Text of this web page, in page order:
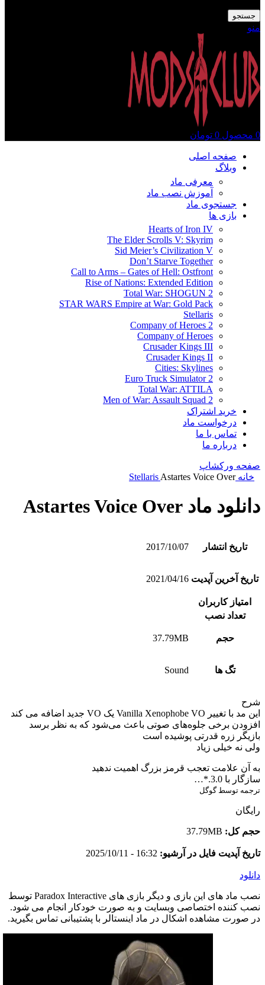
جستجو
منو
0 محصول 0 تومان
صفحه اصلی
وبلاگ
معرفی ماد
آموزش نصب ماد
جستجوی ماد
بازی ها
Hearts of Iron IV
The Elder Scrolls V: Skyrim
Sid Meier’s Civilization V
Don’t Starve Together
Call to Arms – Gates of Hell: Ostfront
Rise of Nations: Extended Edition
Total War: SHOGUN 2
STAR WARS Empire at War: Gold Pack
Stellaris
Company of Heroes 2
Company of Heroes
Crusader Kings III
Crusader Kings II
Cities: Skylines
Euro Truck Simulator 2
Total War: ATTILA
Men of War: Assault Squad 2
خرید اشتراک
درخواست ماد
تماس با ما
درباره ما
صفحه ورکشاپ
خانه
Stellaris Astartes Voice Over
دانلود ماد Astartes Voice Over
تاریخ انتشار 2017/10/07
تاریخ آخرین آپدیت 2021/04/16
امتیاز کاربران
تعداد نصب
حجم 37.79MB
تگ ها Sound
شرح
این مد با تغییر Vanilla Xenophobe VO یک VO جدید اضافه می کند
افزودن برخی جلوه‌های صوتی باعث می‌شود که به نظر برسد
بازیگر زره قدرتی پوشیده است
ولی نه خیلی زیاد
به آن علامت تعجب قرمز بزرگ اهمیت ندهید
سازگار با 3.0.*…
ترجمه توسط گوگل
رایگان
حجم کل: 37.79MB
تاریخ آپدیت فایل در آرشیو: 16:32 - 2025/10/11
دانلود
نصب ماد های این بازی و دیگر بازی های Paradox Interactive توسط
نصب کننده اختصاصی وبسایت و به صورت خودکار انجام می شود.
در صورت مشاهده اشکال در ماد اینستالر با پشتیبانی تماس بگیرید.